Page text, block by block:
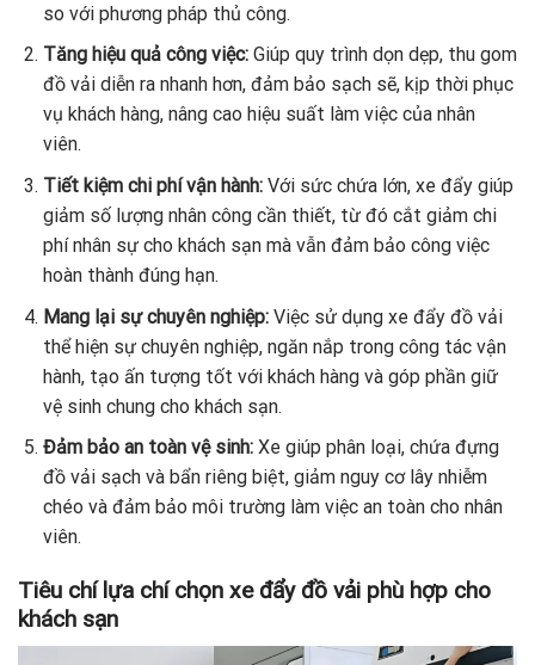
so với phương pháp thủ công.
Tăng hiệu quả công việc:Giúp quy trình dọn dẹp, thu gom
đồ vải diễn ra nhanh hơn, đảm bảo sạch sẽ, kịp thời phục
vụ khách hàng, nâng cao hiệu suất làm việc của nhân
viên.
Tiết kiệm chi phí vận hành:Với sức chứa lớn, xe đẩy giúp
giảm số lượng nhân công cần thiết, từ đó cắt giảm chi
phí nhân sự cho khách sạn mà vẫn đảm bảo công việc
hoàn thành đúng hạn.
Mang lại sự chuyên nghiệp:Việc sử dụng xe đẩy đồ vải
thể hiện sự chuyên nghiệp, ngăn nắp trong công tác vận
hành, tạo ấn tượng tốt với khách hàng và góp phần giữ
vệ sinh chung cho khách sạn.
Đảm bảo an toàn vệ sinh: Xe giúp phân loại, chứa đựng
đồ vải sạch và bẩn riêng biệt, giảm nguy cơ lây nhiễm
chéo và đảm bảo môi trường làm việc an toàn cho nhân
viên.
Tiêu chí lựa chí chọn xe đẩy đồ vải phù hợp cho
khách sạn